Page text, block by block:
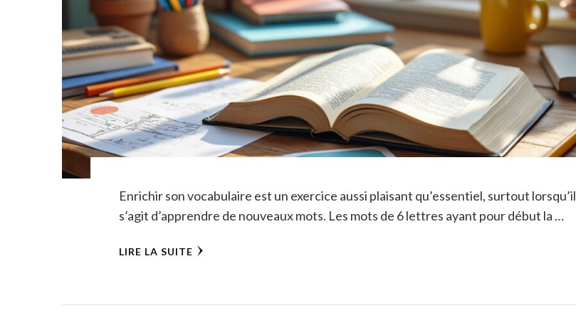
Enrichir son vocabulaire est un exercice aussi plaisant qu’essentiel, surtout lorsqu’il
s’agit d’apprendre de nouveaux mots. Les mots de 6 lettres ayant pour début la …
LIRE LA SUITE